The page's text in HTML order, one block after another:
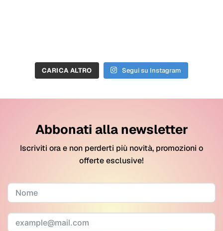
CARICA ALTRO Segui su Instagram
Abbonati alla newsletter
Iscriviti ora e non perderti più novità, promozioni o
offerte esclusive!